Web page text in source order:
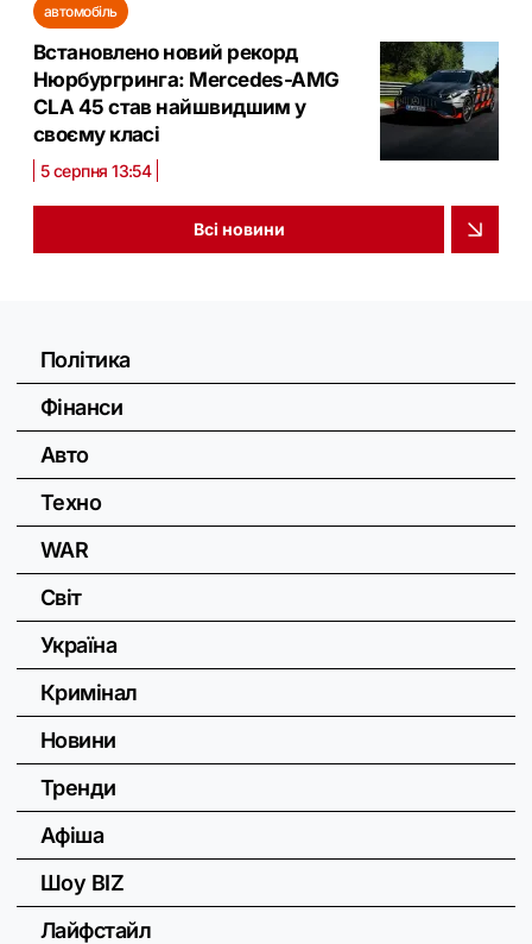
автомобіль
Встановлено новий рекорд
Нюрбургринга: Mercedes-AMG
CLA 45 став найшвидшим у
своєму класі
5 серпня 13:54
Всі новини
Політика
Фінанси
Авто
Техно
WAR
Світ
Україна
Кримінал
Новини
Тренди
Афіша
Шоу BIZ
Лайфстайл